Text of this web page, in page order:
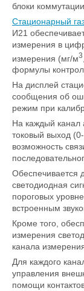
блоки коммутации.
Стационарный
И21
измерения в
измерения (мг/м3
формулы
На дисплей
сообщения об
режим при
На каждый канал
токовый выход
возможность
Обеспечивается
светодиодная
пороговых
встроенным
Кроме того,
измерения
канала
Для каждого
управления
помощи